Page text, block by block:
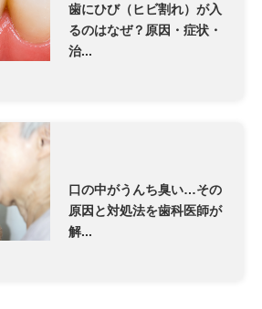
歯にひび（ヒビ割れ）が入
るのはなぜ？原因・症状・
治...
口の中がうんち臭い…その
原因と対処法を歯科医師が
解...